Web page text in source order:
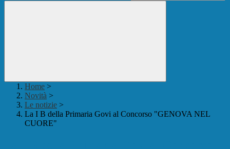
Home >
Novità >
Le notizie >
La I B della Primaria Govi al Concorso "GENOVA NEL
CUORE"